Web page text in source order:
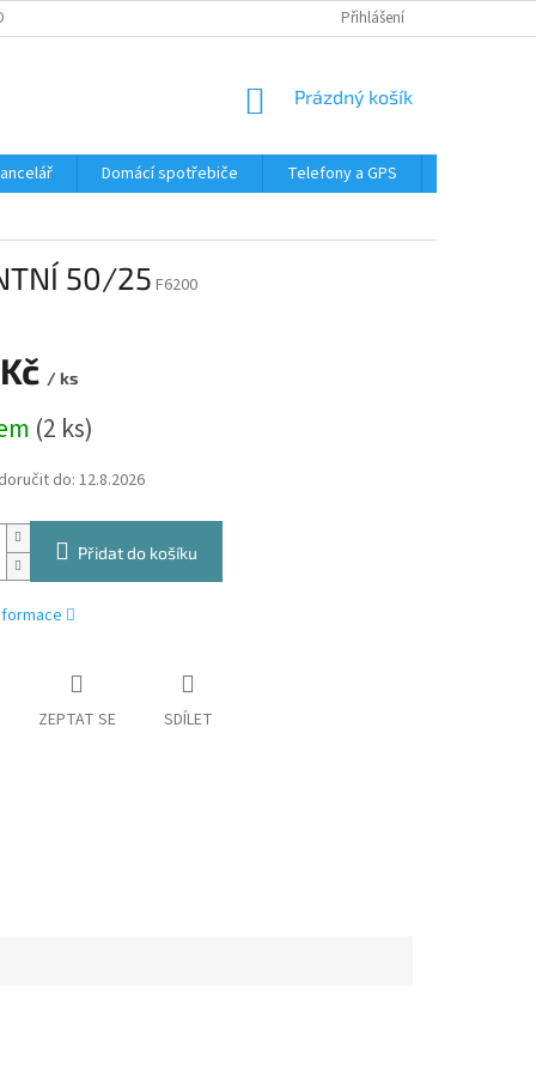
OCHRANY OSOBNÍCH ÚDAJŮ Přihlášení
NÁKUPNÍ
Prázdný košík
Domácí spotřebiče Telefony a GPS
50/25 F6200
/ ks
(2 ks)
do: 12.8.2026
Přidat do košíku
ZEPTAT SE SDÍLET